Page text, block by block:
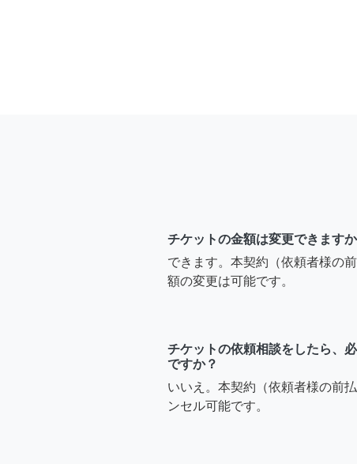
チケットの金額は変更できますか
できます。本契約（依頼者様の
額の変更は可能です。
チケットの依頼相談をしたら、
ですか？
いいえ。本契約（依頼者様の前
ンセル可能です。